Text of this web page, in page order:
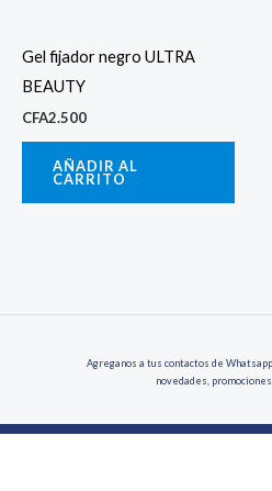
Gel fijador negro ULTRA
BEAUTY
CFA2.500
AÑADIR AL
CARRITO
Agreganos a tus contactos de
novedades,